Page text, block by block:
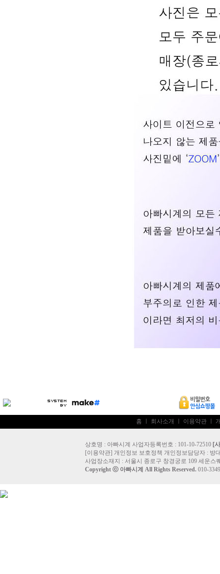
홈 회사소개 이용약관
상호명 : 아빠시계 사업자등록번호 : 101-10-72510 [
[이용약관] 개인정보 보호정책 개인정보담당자 : 방
사업장소재지 : 서울시 종로구 창경궁로 109 세운스
Copyright ⓒ 아빠시계 All Rights Reserved. 010-